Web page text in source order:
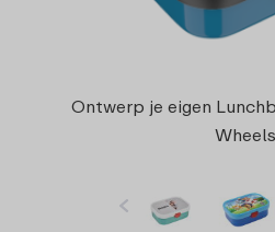
Ontwerp je eigen
Wheels